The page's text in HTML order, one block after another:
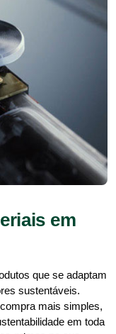
em
que se adaptam
sustentáveis.
mais simples,
em toda